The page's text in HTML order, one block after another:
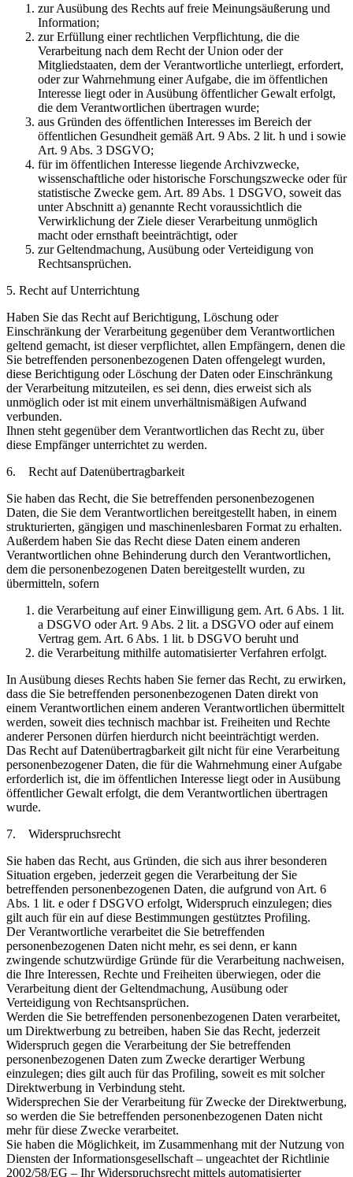
zur Ausübung des Rechts auf freie Meinungsäußerung und
Information;
zur Erfüllung einer rechtlichen Verpflichtung, die die
Verarbeitung nach dem Recht der Union oder der
Mitgliedstaaten, dem der Verantwortliche unterliegt, erfordert,
oder zur Wahrnehmung einer Aufgabe, die im öffentlichen
Interesse liegt oder in Ausübung öffentlicher Gewalt erfolgt,
die dem Verantwortlichen übertragen wurde;
aus Gründen des öffentlichen Interesses im Bereich der
öffentlichen Gesundheit gemäß Art. 9 Abs. 2 lit. h und i sowie
Art. 9 Abs. 3 DSGVO;
für im öffentlichen Interesse liegende Archivzwecke,
wissenschaftliche oder historische Forschungszwecke oder für
statistische Zwecke gem. Art. 89 Abs. 1 DSGVO, soweit das
unter Abschnitt a) genannte Recht voraussichtlich die
Verwirklichung der Ziele dieser Verarbeitung unmöglich
macht oder ernsthaft beeinträchtigt, oder
zur Geltendmachung, Ausübung oder Verteidigung von
Rechtsansprüchen.
5. Recht auf Unterrichtung
Haben Sie das Recht auf Berichtigung, Löschung oder
Einschränkung der Verarbeitung gegenüber dem Verantwortlichen
geltend gemacht, ist dieser verpflichtet, allen Empfängern, denen die
Sie betreffenden personenbezogenen Daten offengelegt wurden,
diese Berichtigung oder Löschung der Daten oder Einschränkung
der Verarbeitung mitzuteilen, es sei denn, dies erweist sich als
unmöglich oder ist mit einem unverhältnismäßigen Aufwand
verbunden.
Ihnen steht gegenüber dem Verantwortlichen das Recht zu, über
diese Empfänger unterrichtet zu werden.
6. Recht auf Datenübertragbarkeit
Sie haben das Recht, die Sie betreffenden personenbezogenen
Daten, die Sie dem Verantwortlichen bereitgestellt haben, in einem
strukturierten, gängigen und maschinenlesbaren Format zu erhalten.
Außerdem haben Sie das Recht diese Daten einem anderen
Verantwortlichen ohne Behinderung durch den Verantwortlichen,
dem die personenbezogenen Daten bereitgestellt wurden, zu
übermitteln, sofern
die Verarbeitung auf einer Einwilligung gem. Art. 6 Abs. 1 lit.
a DSGVO oder Art. 9 Abs. 2 lit. a DSGVO oder auf einem
Vertrag gem. Art. 6 Abs. 1 lit. b DSGVO beruht und
die Verarbeitung mithilfe automatisierter Verfahren erfolgt.
In Ausübung dieses Rechts haben Sie ferner das Recht, zu erwirken,
dass die Sie betreffenden personenbezogenen Daten direkt von
einem Verantwortlichen einem anderen Verantwortlichen übermittelt
werden, soweit dies technisch machbar ist. Freiheiten und Rechte
anderer Personen dürfen hierdurch nicht beeinträchtigt werden.
Das Recht auf Datenübertragbarkeit gilt nicht für eine Verarbeitung
personenbezogener Daten, die für die Wahrnehmung einer Aufgabe
erforderlich ist, die im öffentlichen Interesse liegt oder in Ausübung
öffentlicher Gewalt erfolgt, die dem Verantwortlichen übertragen
wurde.
7. Widerspruchsrecht
Sie haben das Recht, aus Gründen, die sich aus ihrer besonderen
Situation ergeben, jederzeit gegen die Verarbeitung der Sie
betreffenden personenbezogenen Daten, die aufgrund von Art. 6
Abs. 1 lit. e oder f DSGVO erfolgt, Widerspruch einzulegen; dies
gilt auch für ein auf diese Bestimmungen gestütztes Profiling.
Der Verantwortliche verarbeitet die Sie betreffenden
personenbezogenen Daten nicht mehr, es sei denn, er kann
zwingende schutzwürdige Gründe für die Verarbeitung nachweisen,
die Ihre Interessen, Rechte und Freiheiten überwiegen, oder die
Verarbeitung dient der Geltendmachung, Ausübung oder
Verteidigung von Rechtsansprüchen.
Werden die Sie betreffenden personenbezogenen Daten verarbeitet,
um Direktwerbung zu betreiben, haben Sie das Recht, jederzeit
Widerspruch gegen die Verarbeitung der Sie betreffenden
personenbezogenen Daten zum Zwecke derartiger Werbung
einzulegen; dies gilt auch für das Profiling, soweit es mit solcher
Direktwerbung in Verbindung steht.
Widersprechen Sie der Verarbeitung für Zwecke der Direktwerbung,
so werden die Sie betreffenden personenbezogenen Daten nicht
mehr für diese Zwecke verarbeitet.
Sie haben die Möglichkeit, im Zusammenhang mit der Nutzung von
Diensten der Informationsgesellschaft – ungeachtet der Richtlinie
2002/58/EG – Ihr Widerspruchsrecht mittels automatisierter